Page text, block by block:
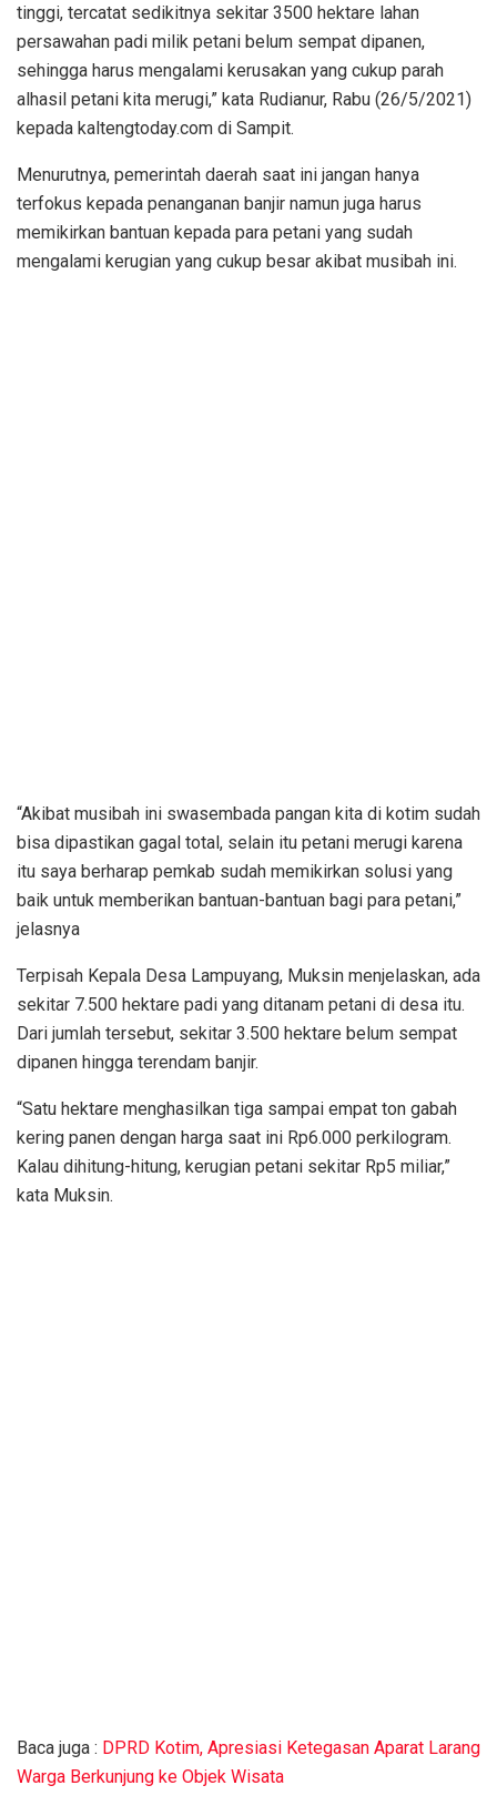
tinggi, tercatat sedikitnya sekitar 3500 hektare lahan
persawahan padi milik petani belum sempat dipanen,
sehingga harus mengalami kerusakan yang cukup parah
alhasil petani kita merugi,” kata Rudianur, Rabu (26/5/2021)
kepada kaltengtoday.com di Sampit.
Menurutnya, pemerintah daerah saat ini jangan hanya
terfokus kepada penanganan banjir namun juga harus
memikirkan bantuan kepada para petani yang sudah
mengalami kerugian yang cukup besar akibat musibah ini.
“Akibat musibah ini swasembada pangan kita di kotim sudah
bisa dipastikan gagal total, selain itu petani merugi karena
itu saya berharap pemkab sudah memikirkan solusi yang
baik untuk memberikan bantuan-bantuan bagi para petani,”
jelasnya
Terpisah Kepala Desa Lampuyang, Muksin menjelaskan, ada
sekitar 7.500 hektare padi yang ditanam petani di desa itu.
Dari jumlah tersebut, sekitar 3.500 hektare belum sempat
dipanen hingga terendam banjir.
“Satu hektare menghasilkan tiga sampai empat ton gabah
kering panen dengan harga saat ini Rp6.000 perkilogram.
Kalau dihitung-hitung, kerugian petani sekitar Rp5 miliar,”
kata Muksin.
Baca juga : DPRD Kotim, Apresiasi Ketegasan Aparat Larang
Warga Berkunjung ke Objek Wisata